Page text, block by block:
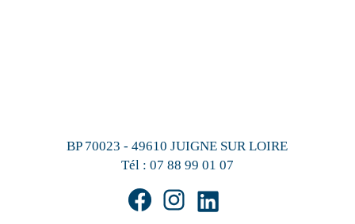
BP 70023 - 49610 JUIGNE SUR LOIRE
Tél : 07 88 99 01 07